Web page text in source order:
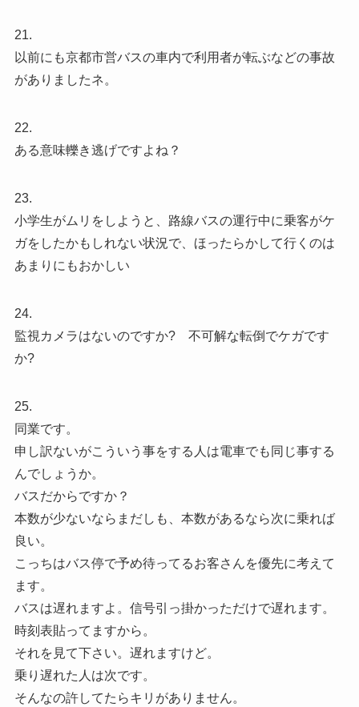
21.
以前にも京都市営バスの車内で利用者が転ぶなどの事故
がありましたネ。
22.
ある意味轢き逃げですよね？
23.
小学生がムリをしようと、路線バスの運行中に乗客がケ
ガをしたかもしれない状況で、ほったらかして行くのは
あまりにもおかしい
24.
監視カメラはないのですか? 不可解な転倒でケガです
か?
25.
同業です。
申し訳ないがこういう事をする人は電車でも同じ事する
んでしょうか。
バスだからですか？
本数が少ないならまだしも、本数があるなら次に乗れば
良い。
こっちはバス停で予め待ってるお客さんを優先に考えて
ます。
バスは遅れますよ。信号引っ掛かっただけで遅れます。
時刻表貼ってますから。
それを見て下さい。遅れますけど。
乗り遅れた人は次です。
そんなの許してたらキリがありません。